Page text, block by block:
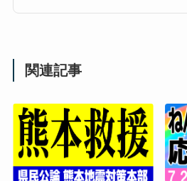
関連記事